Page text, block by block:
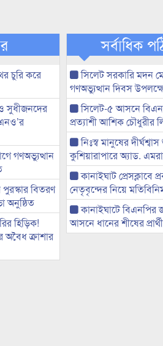
চুরি করে
সুধীজনদের
গণঅভ্যুত্থান
বিতরণ
অনুষ্ঠিত
হিড়িক!
অবৈধ ক্রাশার
সর্বাধিক
সিলেট সরকারি মদন
গণঅভ্যুত্থান দিবস
সিলেট-৫ আসনে
প্রত্যাশী আশিক চৌধুরীর
নিঃস্ব মানুষের
কুশিয়ারাপারে অ্যাড.
কানাইঘাট প্রেসক্লাবে
নেতৃবৃন্দের নিয়ে
কানাইঘাটে
আসনে ধানের শীষের